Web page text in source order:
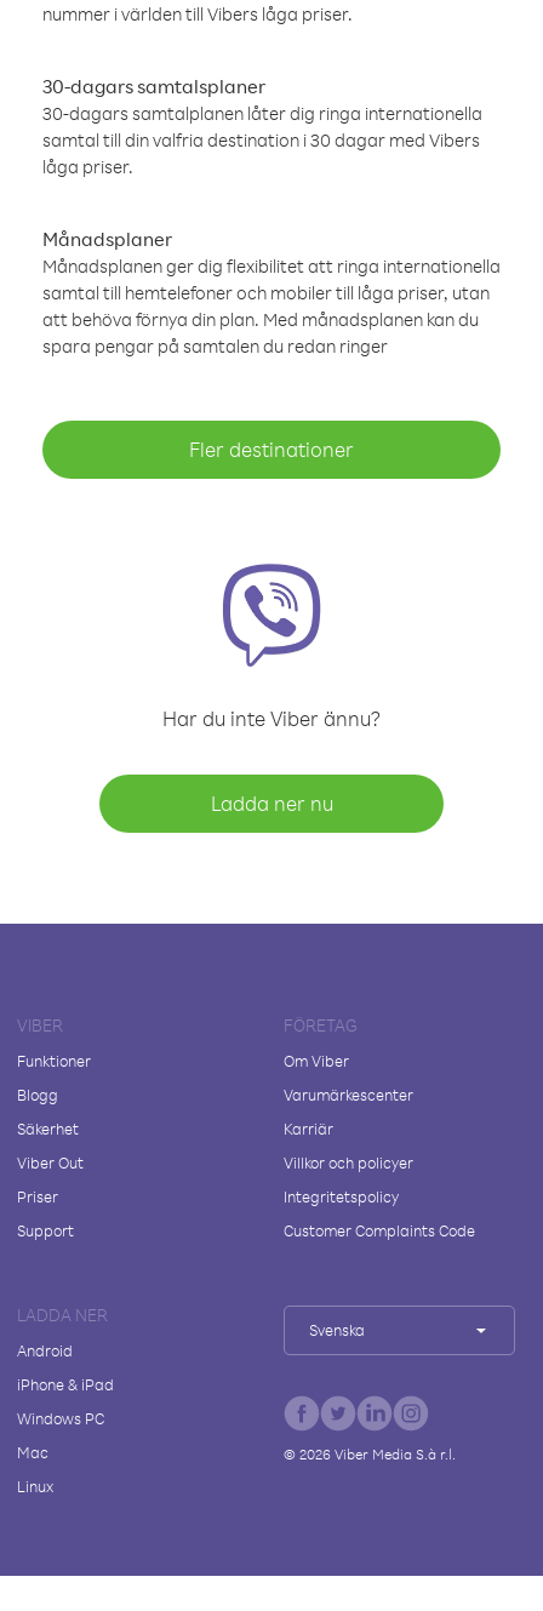
nummer i världen till Vibers låga priser.
30-dagars samtalsplaner
30-dagars samtalplanen låter dig ringa internationella
samtal till din valfria destination i 30 dagar med Vibers
låga priser.
Månadsplaner
Månadsplanen ger dig flexibilitet att ringa internationella
samtal till hemtelefoner och mobiler till låga priser, utan
att behöva förnya din plan. Med månadsplanen kan du
spara pengar på samtalen du redan ringer
Fler destinationer
Har du inte Viber ännu?
Ladda ner nu
VIBER
Funktioner
Blogg
Säkerhet
Viber Out
Priser
Support
FÖRETAG
Om Viber
Varumärkescenter
Karriär
Villkor och policyer
Integritetspolicy
Customer Complaints Code
LADDA NER
Android
iPhone & iPad
Windows PC
Mac
Linux
Svenska
© 2026Viber Media S.à r.l.